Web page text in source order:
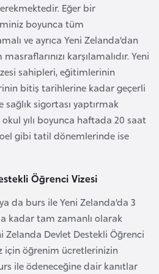
Eğer bir
boyunca tüm
ve ayrıca Yeni Zelanda’dan
karşılamalıdır. Yeni
sahipleri, eğitimlerinin
bitiş tarihlerine kadar geçerli
sigortası yaptırmak
yılı boyunca haftada 20 saat
gibi tatil dönemlerinde ise
Öğrenci Vizesi
da burs ile Yeni Zelanda’da 3
kadar tam zamanlı olarak
Devlet Destekli Öğrenci
için öğrenim ücretlerinizin
ile ödeneceğine dair kanıtlar